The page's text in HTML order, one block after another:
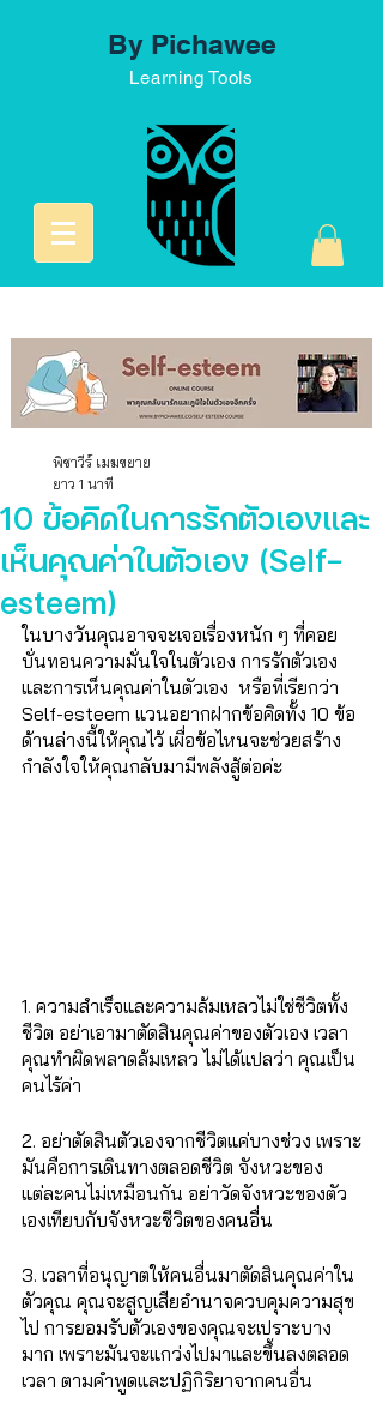
By Pichawee
Learning Tools
10 ข้อคิดในการรักตัวเองและ
เห็นคุณค่าในตัวเอง (Self-
esteem)
พิชาวีร์ เมฆขยาย
ยาว 1 นาที
ในบางวันคุณอาจจะเจอเรื่องหนัก ๆ ที่คอย
บั่นทอนความมั่นใจในตัวเอง การรักตัวเอง
และการเห็นคุณค่าในตัวเอง  หรือที่เรียกว่า
Self-esteem แวนอยากฝากข้อคิดทั้ง 10 ข้อ
ด้านล่างนี้ให้คุณไว้ เผื่อข้อไหนจะช่วยสร้าง
กำลังใจให้คุณกลับมามีพลังสู้ต่อค่ะ
1. ความสำเร็จและความล้มเหลวไม่ใช่ชีวิตทั้ง
ชีวิต อย่าเอามาตัดสินคุณค่าของตัวเอง เวลา
คุณทำผิดพลาดล้มเหลว ไม่ได้แปลว่า คุณเป็น
คนไร้ค่า
2. อย่าตัดสินตัวเองจากชีวิตแค่บางช่วง เพราะ
มันคือการเดินทางตลอดชีวิต จังหวะของ
แต่ละคนไม่เหมือนกัน อย่าวัดจังหวะของตัว
เองเทียบกับจังหวะชีวิตของคนอื่น
3. เวลาที่อนุญาตให้คนอื่นมาตัดสินคุณค่าใน
ตัวคุณ คุณจะสูญเสียอำนาจควบคุมความสุข
ไป การยอมรับตัวเองของคุณจะเปราะบาง
มาก เพราะมันจะแกว่งไปมาและขึ้นลงตลอด
เวลา ตามคำพูดและปฏิกิริยาจากคนอื่น